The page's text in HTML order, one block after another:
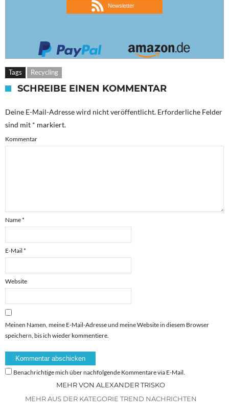
Newsletter
Tags Recycling
SCHREIBE EINEN KOMMENTAR
Deine E-Mail-Adresse wird nicht veröffentlicht. Erforderliche Felder
sind mit * markiert.
Kommentar
Name*
E-Mail *
Website
Meinen Namen, meine E-Mail-Adresse und meine Website in diesem Browser
speichern, bis ich wieder kommentiere.
Benachrichtige mich über nachfolgende Kommentare via E-Mail.
MEHR VON ALEXANDER TRISKO
MEHR AUS DER KATEGORIE TREND NACHRICHTEN